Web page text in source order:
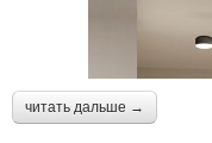
читать дальше →